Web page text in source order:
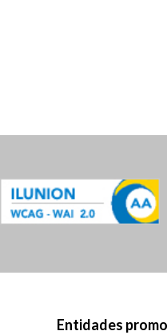
Entidades